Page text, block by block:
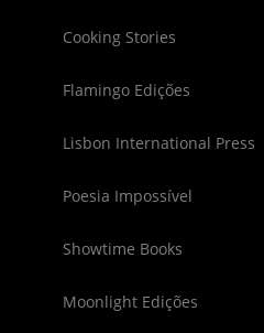
Cooking Stories
Flamingo Edições
Lisbon International Press
Poesia Impossível
Showtime Books
Moonlight Edições